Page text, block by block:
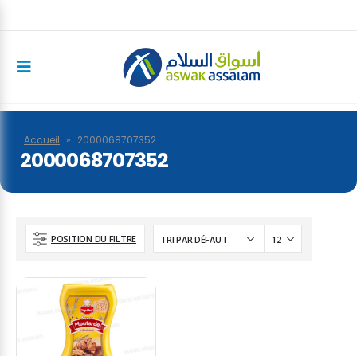
Accueil » 2000068707352
2000068707352
POSITION DU FILTRE